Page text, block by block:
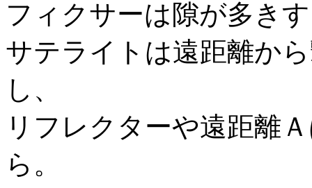
フィクサーは隙が多き
サテライトは遠距離か
し、
リフレクターや遠距離
ら。